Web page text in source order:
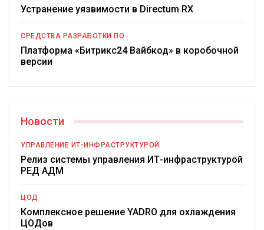
Устранение уязвимости в Directum RX
СРЕДСТВА РАЗРАБОТКИ ПО
Платформа «Битрикс24 Вайбкод» в коробочной
версии
Новости
УПРАВЛЕНИЕ ИТ-ИНФРАСТРУКТУРОЙ
Релиз системы управления ИТ-инфраструктурой
РЕД АДМ
ЦОД
Комплексное решение YADRO для охлаждения
ЦОДов